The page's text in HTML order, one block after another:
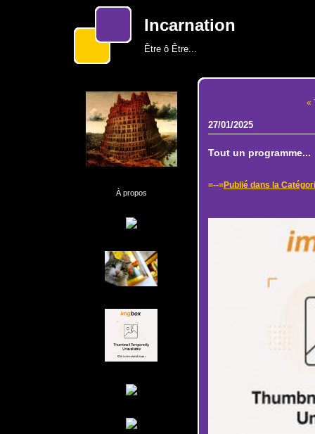
Incarnation
Être ô Être...
À propos
«
27/01/2025
Tout un programme...
=--=Publié dans la